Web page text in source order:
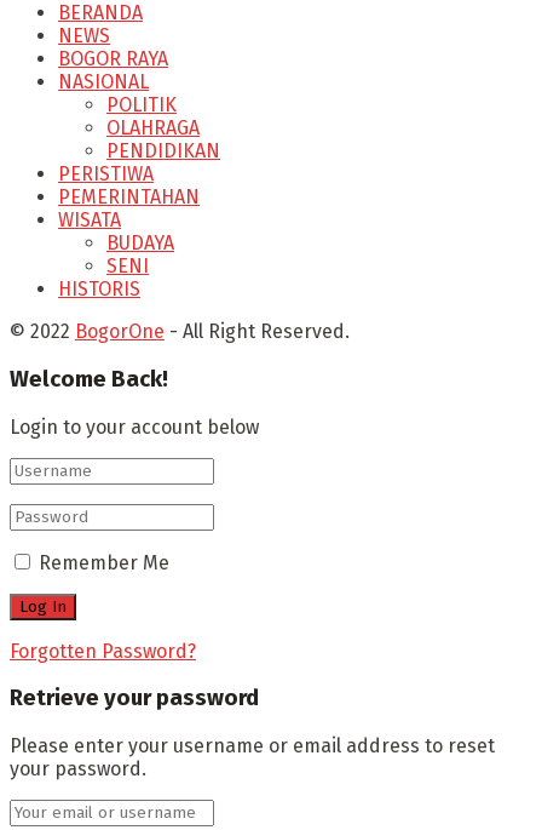
BERANDA
NEWS
BOGOR RAYA
NASIONAL
POLITIK
OLAHRAGA
PENDIDIKAN
PERISTIWA
PEMERINTAHAN
WISATA
BUDAYA
SENI
HISTORIS
© 2022 BogorOne - All Right Reserved.
Welcome Back!
Login to your account below
Remember Me
Forgotten Password?
Retrieve your password
Please enter your username or email address to reset
your password.